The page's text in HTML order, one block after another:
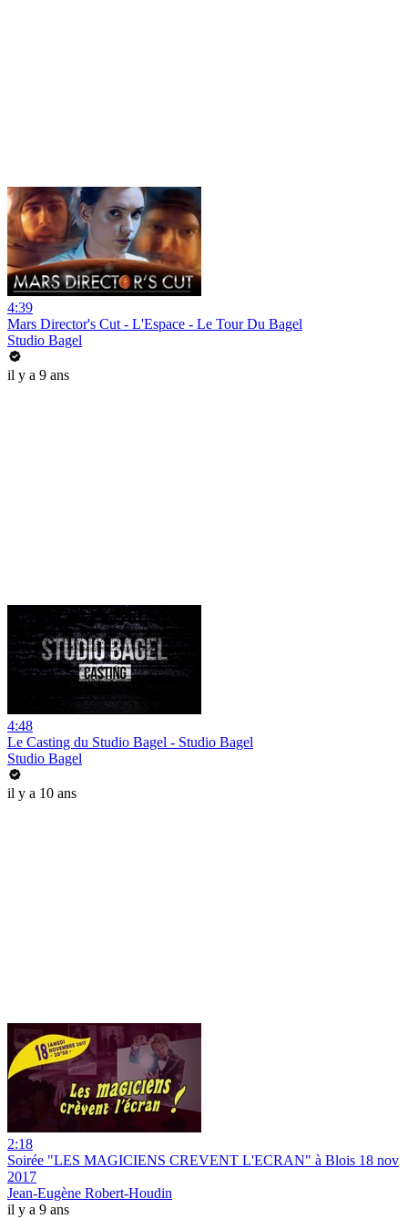
4:39
Mars Director's Cut - L'Espace - Le Tour Du Bagel
Studio Bagel
il y a 9 ans
4:48
Le Casting du Studio Bagel - Studio Bagel
Studio Bagel
il y a 10 ans
2:18
Soirée "LES MAGICIENS CREVENT L'ECRAN" à Blois 18 nov
2017
Jean-Eugène Robert-Houdin
il y a 9 ans